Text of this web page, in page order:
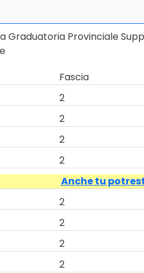
Graduatoria Provinciale
Fascia
2
2
2
2
Anche tu
2
2
2
2